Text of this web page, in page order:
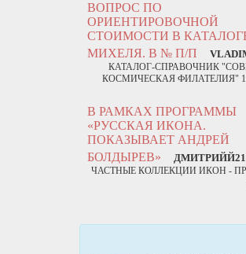
ВОПРОС ПО
ОРИЕНТИРОВОЧНОЙ
СТОИМОСТИ В
МИХЕЛЯ. В № П/П
КАТАЛОГ-СПРАВОЧНИК
КОСМИЧЕСКАЯ ФИЛАТЕЛИЯ"
В РАМКАХ ПРОГРАММЫ
«РУССКАЯ ИКОНА.
ПОКАЗЫВАЕТ АНДРЕЙ
БОЛДЫРЕВ»
ЧАСТНЫЕ КОЛЛЕКЦИИ ИКОН -